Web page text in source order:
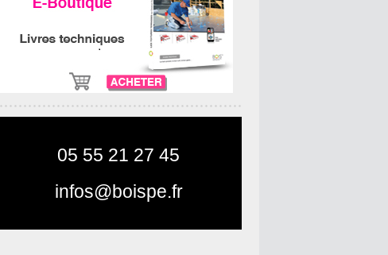
05 55 21 27 45
infos@boispe.fr